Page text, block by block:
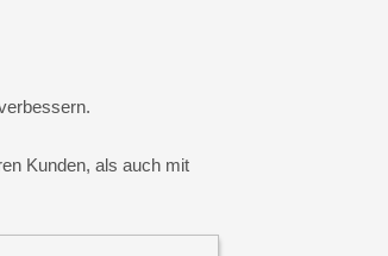
Kunden, als auch mit